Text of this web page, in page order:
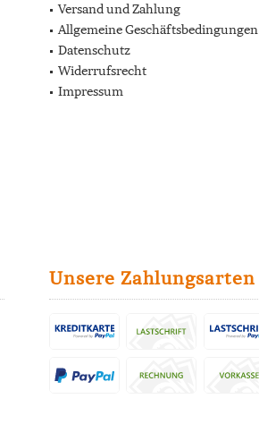
Versand und Zahlung
Allgemeine Geschäftsbedingungen
Datenschutz
Widerrufsrecht
Impressum
Unsere Zahlungsarten